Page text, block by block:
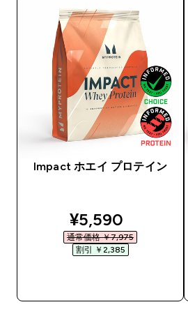
Impact ホエイ プロテイン
discounted price
¥5,590‎
通常価格 ￥7,975‎
割引 ￥2,385‎